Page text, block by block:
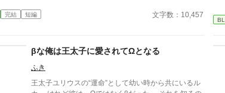
完結 短編 文字数：10,457
BL
βな俺は王太子に愛されてΩとなる
ふき
王太子ユリウスの“運命”として幼い時から共にいるル